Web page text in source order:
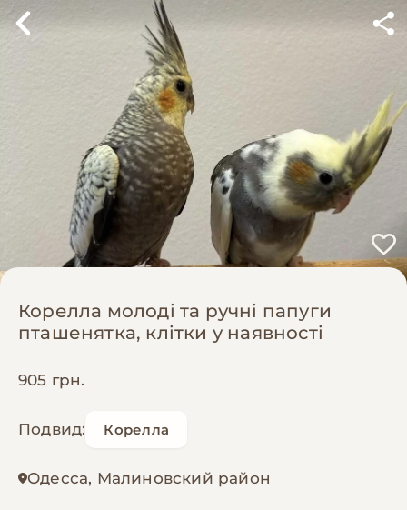
Корелла молоді та ручні папуги
пташенятка, клітки у наявності
905 грн.
Подвид: Корелла
Одесса, Малиновский район